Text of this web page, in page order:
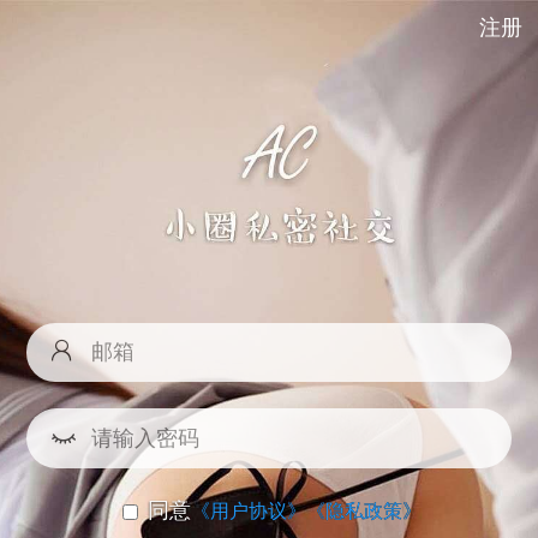
注册
同意《用户协议》《隐私政策》